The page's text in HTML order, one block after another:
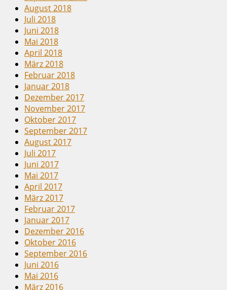
August 2018
Juli 2018
Juni 2018
Mai 2018
April 2018
März 2018
Februar 2018
Januar 2018
Dezember 2017
November 2017
Oktober 2017
September 2017
August 2017
Juli 2017
Juni 2017
Mai 2017
April 2017
März 2017
Februar 2017
Januar 2017
Dezember 2016
Oktober 2016
September 2016
Juni 2016
Mai 2016
März 2016